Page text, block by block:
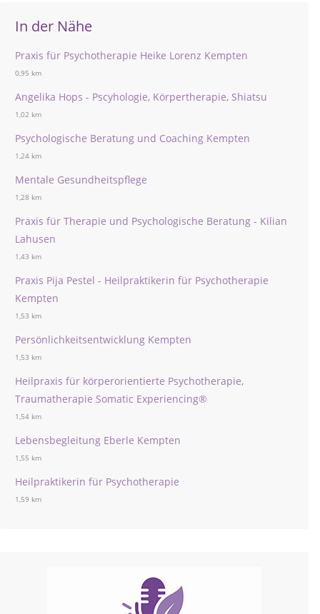
In der Nähe
Praxis für Psychotherapie Heike Lorenz Kempten
0,95 km
Angelika Hops - Pscyhologie, Körpertherapie, Shiatsu
1,02 km
Psychologische Beratung und Coaching Kempten
1,24 km
Mentale Gesundheitspflege
1,28 km
Praxis für Therapie und Psychologische Beratung - Kilian
Lahusen
1,43 km
Praxis Pija Pestel - Heilpraktikerin für Psychotherapie
Kempten
1,53 km
Persönlichkeitsentwicklung Kempten
1,53 km
Heilpraxis für körperorientierte Psychotherapie,
Traumatherapie Somatic Experiencing®
1,54 km
Lebensbegleitung Eberle Kempten
1,55 km
Heilpraktikerin für Psychotherapie
1,59 km